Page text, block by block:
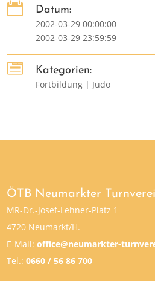

Datum:
2002-03-29 00:00:00
2002-03-29 23:59:59

Kategorien:
Fortbildung | Judo
ÖTB Neumarkter
MR-Dr.-Josef-Lehner-Platz 1
4720 Neumarkt/H.
E-Mail:office@neumarkter-
Tel.:0660 / 56 86 700